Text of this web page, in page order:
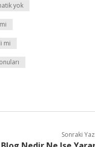
yok
mi
Sonraki